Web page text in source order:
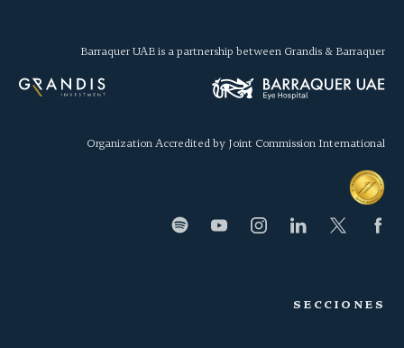
Barraquer UAE is a partnership between Grandis & Barraquer
Organization Accredited by Joint Commission International
SECCIONES